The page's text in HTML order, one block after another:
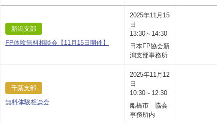
新潟支部
FP体験無料相談会【11月15日開催】
2025年11月15
日
13:30～14:30
日本FP協会新
潟支部事務所
千葉支部
無料体験相談会
2025年11月12
日
10:30～12:30
船橋市 協会
事務所内